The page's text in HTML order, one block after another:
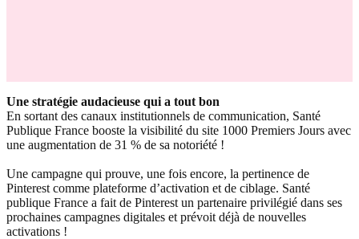
Une stratégie audacieuse qui a tout bon
En sortant des canaux institutionnels de communication, Santé
Publique France booste la visibilité du site 1000 Premiers Jours avec
une augmentation de 31 % de sa notoriété !
Une campagne qui prouve, une fois encore, la pertinence de
Pinterest comme plateforme d’activation et de ciblage. Santé
publique France a fait de Pinterest un partenaire privilégié dans ses
prochaines campagnes digitales et prévoit déjà de nouvelles
activations !